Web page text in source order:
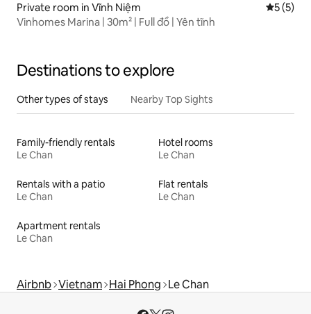
Private room in Vĩnh Niệm 5 out of
5 (5)
Vinhomes Marina | 30m² | Full đồ | Yên tĩnh
Destinations to explore
Other types of stays Nearby Top Sights
Family-friendly rentals
Le Chan
Hotel rooms
Le Chan
Rentals with a patio
Le Chan
Flat rentals
Le Chan
Apartment rentals
Le Chan
Airbnb Vietnam Hai Phong Le Chan